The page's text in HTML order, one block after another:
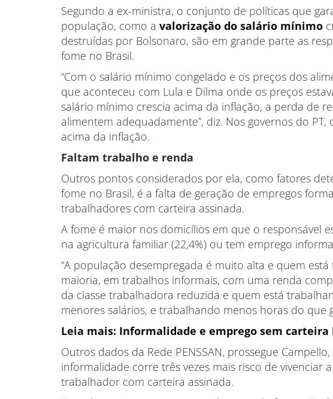
Segundo a ex-ministra, o conjunto de políticas que
população, como a valorização do salário mínimo
destruídas por Bolsonaro, são em grande parte as
fome no Brasil.
“Com o salário mínimo congelado e os preços dos
que aconteceu com Lula e Dilma onde os preços
salário mínimo crescia acima da inflação, a perda de
alimentem adequadamente”, diz. Nos governos do
acima da inflação.
Faltam trabalho e renda
Outros pontos considerados por ela, como fatores
fome no Brasil, é a falta de geração de empregos
trabalhadores com carteira assinada.
A fome é maior nos domicílios em que o responsável
na agricultura familiar (22,4%) ou tem emprego
“A população desempregada é muito alta e quem
maioria, em trabalhos informais, com uma renda
da classe trabalhadora reduzida e quem está
menores salários, e trabalhando menos horas do que
Leia mais: Informalidade e emprego sem carteira
Outros dados da Rede PENSSAN, prossegue
informalidade corre três vezes mais risco de vivenciar
trabalhador com carteira assinada.